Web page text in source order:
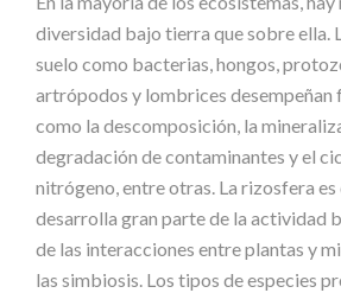
diversidad bajo tierra quesobreella.
suelo como bacterias,hongos,
artrópodos y lombrices desempeñan
como la descomposición, la
degradación decontaminantes yel
nitrógeno,entreotras. La rizosfera es
desarrolla gran partede la actividad
de las interacciones entreplantas y
las simbiosis. Los tipos deespecies